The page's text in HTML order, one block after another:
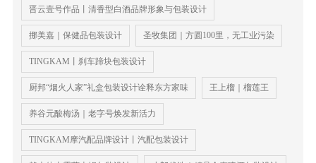
晋云壹号作品丨清香型白酒品牌形象与包装设计
挪美嘉｜保健品包装设计 圣牧集团｜方圆100里，无工业污染
TINGKAM丨刹车蹄块包装设计
厨邦“烟火人家”礼盒包装设计诠释东方家味 王上榴｜榴莲王
养谷元酸梅汤｜老字号焕发新活力
TINGKAM摩汽配品牌设计丨汽配包装设计